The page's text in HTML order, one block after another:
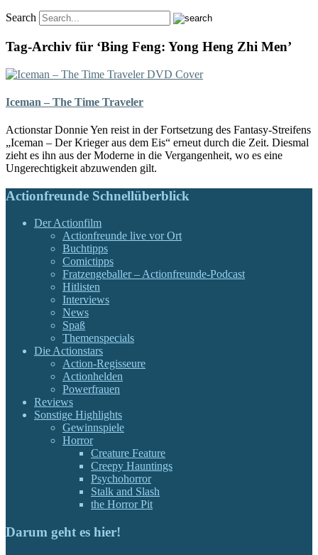
Search
Tag-Archiv für ‘Bing Feng: Yong Heng Zhi Men’
Iceman – The Time Traveler
Actionstar Donnie Yen reist in der Fortsetzung des Fantasy-Streifens
„Iceman – Der Krieger aus dem Eis“ erneut durch die Zeit. Diesmal
zieht es ihn aus der Moderne in die Vergangenheit, wo es eine
Ungerechtigkeit abzuwenden gilt.
Actionfreunde Schnellüberblick
Der Actionfilm
Actionfreunde live vor Ort
Buchtipps
Comictipps
Fratzengeballer – Actionfreunde-Podcast
Hitlisten
Interviews
News
Spaß
Themenspecials
Die Actionstars
Action-Regisseure
Actionhelden
Powerfrauen
Reviews
Sonstige Highlights
Gewinnspiele
Horror
Creature Feature
Creepy Hauntings
Psychohorror
Stalk and Slash
the Horror Pit
Darum geht es hier!